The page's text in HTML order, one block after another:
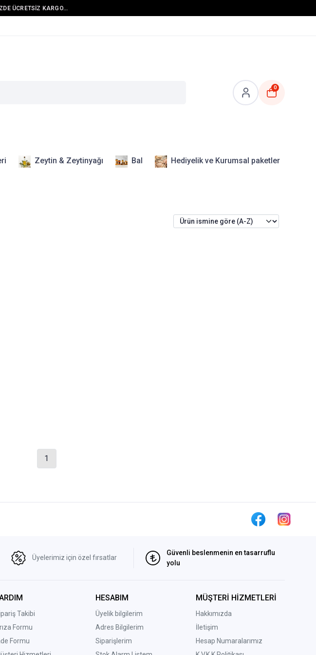
ÜCRETSİZ KARGO...
0
Zeytin & Zeytinyağı Bal Hediyelik ve Kurumsal paketler
1
Üyelerimiz için özel fırsatlar
Güvenli beslenmenin en tasarruflu
yolu
Takibi
Formu
Formu
HESABIM
Üyelik bilgilerim
Adres Bilgilerim
Siparişlerim
MÜŞTERİ HİZMETLERİ
Hakkımızda
İletişim
Hesap Numaralarımız